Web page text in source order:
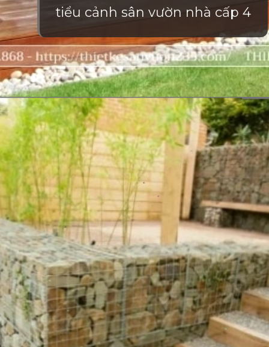
tiểu cảnh sân vườn nhà cấp 4
Đang mở https://vietnamxua.edu.vn/san-vuon-nho-truoc-nha-cap-4